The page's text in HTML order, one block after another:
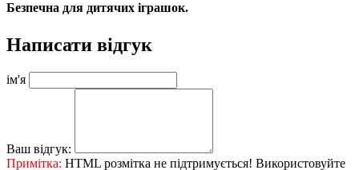
Безпечна для дитячих іграшок.
Написати відгук
ім'я
Ваш відгук:
Примітка: HTML розмітка не підтримується! Використовуйте